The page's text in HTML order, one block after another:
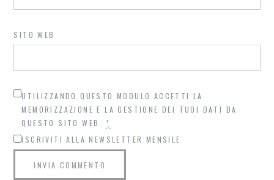
SITO WEB
UTILIZZANDO QUESTO MODULO ACCETTI LA
MEMORIZZAZIONE E LA GESTIONE DEI TUOI DATI DA
QUESTO SITO WEB.*
ISCRIVITI ALLA NEWSLETTER MENSILE